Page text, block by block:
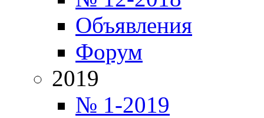
Объявления
Форум
2019
№ 1-2019